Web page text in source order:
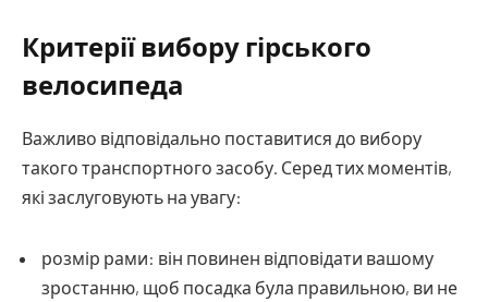
Критерії вибору гірського
велосипеда
Важливо відповідально поставитися до вибору
такого транспортного засобу. Серед тих моментів,
які заслуговують на увагу:
розмір рами: він повинен відповідати вашому
зростанню, щоб посадка була правильною, ви не